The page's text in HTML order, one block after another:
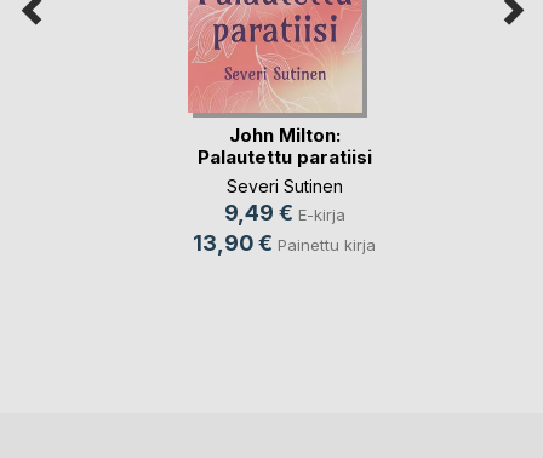
John Milton:
Palautettu paratiisi
Severi Sutinen
9,49 € E-kirja
13,90 € Painettu kirja